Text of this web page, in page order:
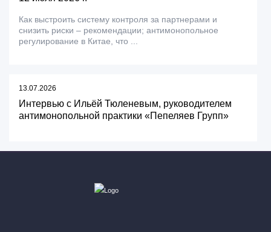
Как выстроить систему контроля за партнерами и
снизить риски – рекомендации; антимонопольное
регулирование в Китае, что ...
13.07.2026
Интервью с Ильёй Тюленевым, руководителем
антимонопольной практики «Пепеляев Групп»